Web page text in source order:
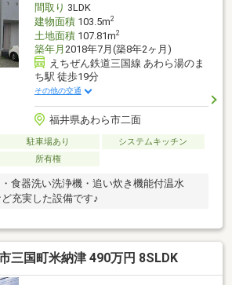
間取り 3LDK
建物面積103.5m2
土地面積107.81m2
築年月 2018年7月(築8年2ヶ月)
えちぜん鉄道三国線 あわら湯のま
ち駅 徒歩19分
その他の交通
福井県あわら市二面
駐車場あり
システムキッチン
所有権
食器洗い洗浄機・追い炊き機能付温水
充実した設備です♪
三国町米納津 490万円 8SLDK